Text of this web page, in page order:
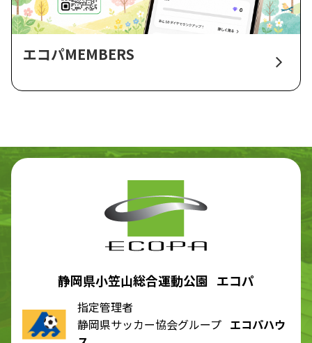
エコパMEMBERS
静岡県小笠山総合運動公園 エコパ
指定管理者
静岡県サッカー協会グループ エコパハウ